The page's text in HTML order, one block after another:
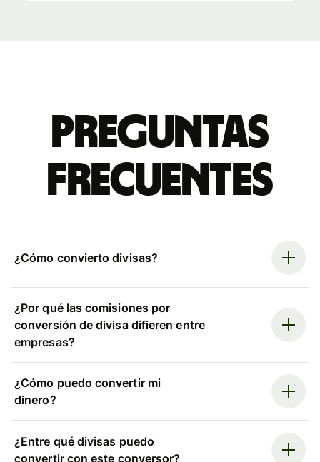
Preguntas
frecuentes
¿Cómo convierto divisas?
¿Por qué las comisiones por
conversión de divisa difieren entre
empresas?
¿Cómo puedo convertir mi
dinero?
¿Entre qué divisas puedo
convertir con este conversor?